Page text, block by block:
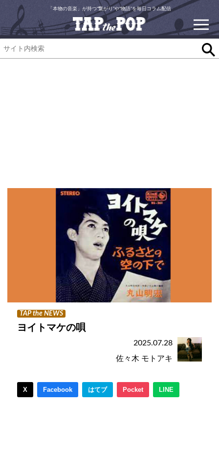
「本物の音楽」が持つ“繋がり”や“物語”を毎日コラム配信
TAP the NEWS
ヨイトマケの唄
2025.07.28
佐々木 モトアキ
X Facebook はてブ Pocket LINE